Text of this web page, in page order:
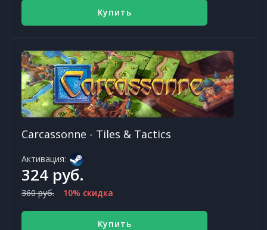
Купить
Carcassonne - Tiles & Tactics
Активация:
324 руб.
360 руб. 10% скидка
Купить